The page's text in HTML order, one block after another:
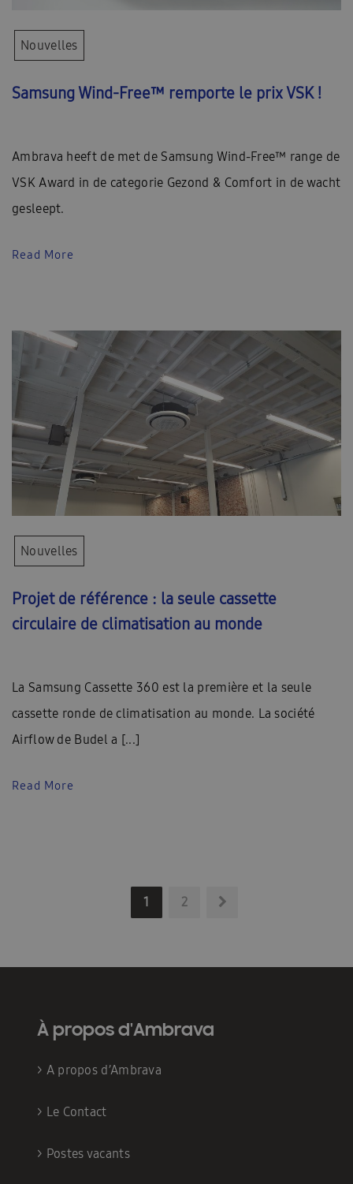
Nouvelles
Samsung Wind-Free™ remporte le prix VSK !
Ambrava heeft de met de Samsung Wind-Free™ range de
VSK Award in de categorie Gezond & Comfort in de wacht
gesleept.
Read More
Nouvelles
Projet de référence : la seule cassette
circulaire de climatisation au monde
La Samsung Cassette 360 est la première et la seule
cassette ronde de climatisation au monde. La société
Airflow de Budel a [...]
Read More
1 2
À propos d'Ambrava
> A propos d’Ambrava
> Le Contact
> Postes vacants